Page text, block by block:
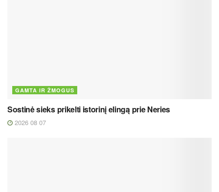
GAMTA IR ŽMOGUS
Sostinė sieks prikelti istorinį elingą prie Neries
2026 08 07